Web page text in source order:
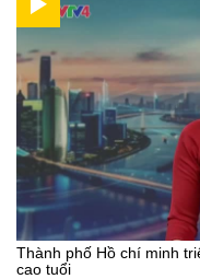
Thành phố Hồ chí minh
cao tuổi